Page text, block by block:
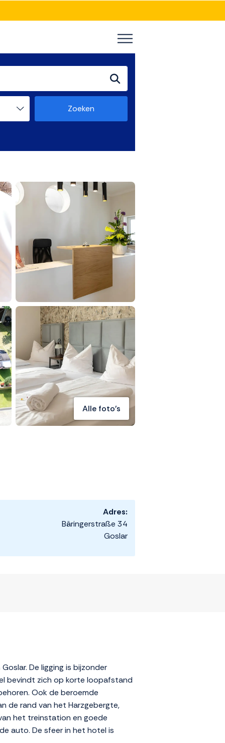
Zoeken
Alle foto's
Adres:
Bäringerstraße 34
Goslar
De ligging is bijzonder
bevindt zich op korte loopafstand
Ook de beroemde
de rand van het Harzgebergte,
het treinstation en goede
auto. De sfeer in het hotel is